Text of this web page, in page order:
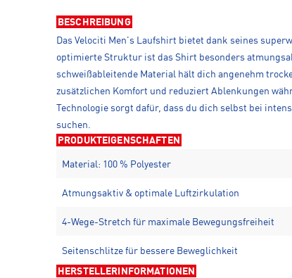
BESCHREIBUNG
Das Velociti Men's Laufshirt bietet dank seines
optimierte Struktur ist das Shirt besonders
schweißableitende Material hält dich angenehm
zusätzlichen Komfort und reduziert Ablenkungen
Technologie sorgt dafür, dass du dich selbst bei
suchen.
PRODUKTEIGENSCHAFTEN
Material: 100 % Polyester
Atmungsaktiv & optimale Luftzirkulation
4-Wege-Stretch für maximale Bewegungsfreiheit
Seitenschlitze für bessere Beweglichkeit
HERSTELLERINFORMATIONEN